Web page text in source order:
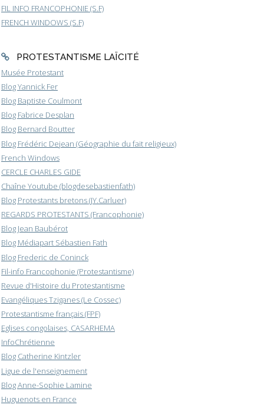
FIL INFO FRANCOPHONIE (S.F)
FRENCH WINDOWS (S.F)
PROTESTANTISME LAÏCITÉ
Musée Protestant
Blog Yannick Fer
Blog Baptiste Coulmont
Blog Fabrice Desplan
Blog Bernard Boutter
Blog Frédéric Dejean (Géographie du fait religieux)
French Windows
CERCLE CHARLES GIDE
Chaîne Youtube (blogdesebastienfath)
Blog Protestants bretons (JY.Carluer)
REGARDS PROTESTANTS (Francophonie)
Blog Jean Baubérot
Blog Médiapart Sébastien Fath
Blog Frederic de Coninck
Fil-info Francophonie (Protestantisme)
Revue d'Histoire du Protestantisme
Evangéliques Tziganes (Le Cossec)
Protestantisme français (FPF)
Eglises congolaises, CASARHEMA
InfoChrétienne
Blog Catherine Kintzler
Ligue de l'enseignement
Blog Anne-Sophie Lamine
Huguenots en France